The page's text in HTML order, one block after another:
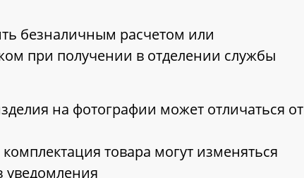
безналичным расчетом или
при получении в отделении службы
на фотографии может отличаться от
товара могут изменяться
уведомления